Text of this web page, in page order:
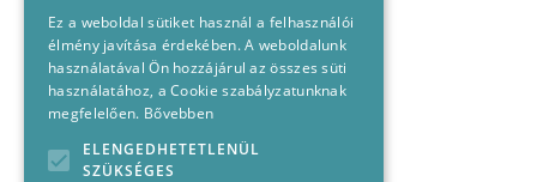
Ez a weboldal sütiket használ a felhasználói
élmény javítása érdekében. A weboldalunk
használatával Ön hozzájárul az összes süti
használatához, a Cookie szabályzatunknak
megfelelően. Bővebben
ELENGEDHETETLENÜL
SZÜKSÉGES